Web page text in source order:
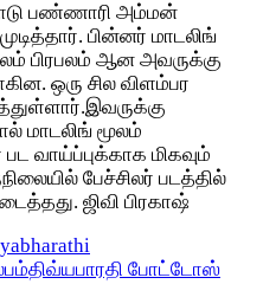
பண்ணாரி அம்மன்
பின்னர் மாடலிங்
பிரபலம் ஆன அவருக்கு
ஒரு சில விளம்பர
மாடலிங் மூலம்
வாய்ப்புக்காக மிகவும்
பேச்சிலர் படத்தில்
ஜிவி பிரகாஷ்
திவ்யபாரதி போட்டோஸ்